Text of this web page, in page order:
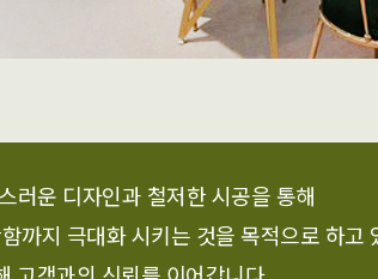
러운 디자인과 철저한 시공을 통해
까지 극대화 시키는 것을 목적으로 하고